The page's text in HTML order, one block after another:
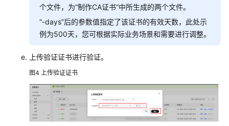
钥
备
跨
账
号
个文件，为“制作CA证书”中所生成的两个文件。
“-days”后的参数值指定了该证书的有效天数，此处示
例为500天，您可根据实际业务场景和需要进行调整。
上传验证证书进行验证。
图4 上传验证证书